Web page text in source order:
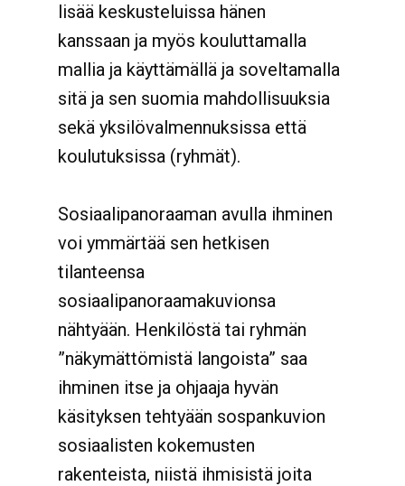
lisää keskusteluissa hänen
kanssaan ja myös kouluttamalla
mallia ja käyttämällä ja soveltamalla
sitä ja sen suomia mahdollisuuksia
sekä yksilövalmennuksissa että
koulutuksissa (ryhmät).
Sosiaalipanoraaman avulla ihminen
voi ymmärtää sen hetkisen
tilanteensa
sosiaalipanoraamakuvionsa
nähtyään. Henkilöstä tai ryhmän
”näkymättömistä langoista” saa
ihminen itse ja ohjaaja hyvän
käsityksen tehtyään sospankuvion
sosiaalisten kokemusten
rakenteista, niistä ihmisistä joita